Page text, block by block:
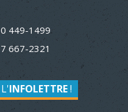
449-1499
667-2321
INFOLETTRE!